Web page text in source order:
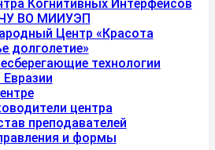
Когнитивных Интерфейсов
ВО МИИУЭП
Центр «Красота
долголетие»
технологии
центра
преподавателей
и формы